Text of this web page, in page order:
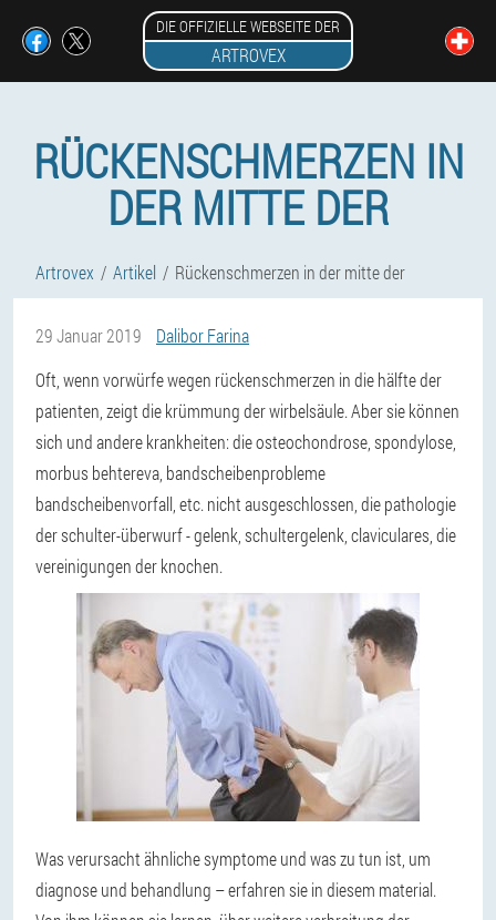
DIE OFFIZIELLE WEBSEITE DER
ARTROVEX
RÜCKENSCHMERZEN IN
DER MITTE DER
Artrovex Artikel Rückenschmerzen in der mitte der
29 Januar 2019
Dalibor Farina
Oft, wenn vorwürfe wegen rückenschmerzen in die hälfte der
patienten, zeigt die krümmung der wirbelsäule. Aber sie können
sich und andere krankheiten: die osteochondrose, spondylose,
morbus behtereva, bandscheibenprobleme
bandscheibenvorfall, etc. nicht ausgeschlossen, die pathologie
der schulter-überwurf - gelenk, schultergelenk, claviculares, die
vereinigungen der knochen.
Was verursacht ähnliche symptome und was zu tun ist, um
diagnose und behandlung – erfahren sie in diesem material.